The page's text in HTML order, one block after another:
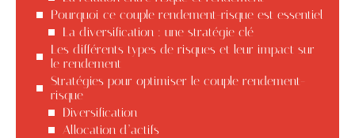
Pourquoi ce couple rendement-risque est essentiel
La diversification : une stratégie clé
Les différents types de risques et leur impact sur
le rendement
Stratégies pour optimiser le couple rendement-
risque
Diversification
Allocation d’actifs